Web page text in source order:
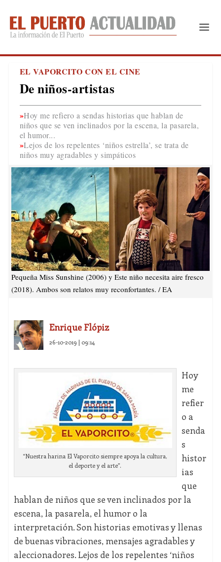
EL VAPORCITO CON EL CINE
De niños-artistas
Hoy me refiero a sendas historias que hablan de
niños que se ven inclinados por la escena, la pasarela,
el humor...
Lejos de los repelentes ‘niños estrella’, se trata de
niños muy agradables y simpáticos
Pequeña Miss Sunshine (2006) y Este niño necesita aire fresco
(2018). Ambos son relatos muy reconfortantes. / EA
Enrique Flópiz
26-10-2019 | 09:14
“Nuestra harina El Vaporcito siempre apoya la cultura,
el deporte y el arte”.
Hoy
me
refier
o a
senda
s
histor
ias
que
hablan de niños que se ven inclinados por la
escena, la pasarela, el humor o la
interpretación. Son historias emotivas y llenas
de buenas vibraciones, mensajes agradables y
aleccionadores. Lejos de los repelentes ‘niños